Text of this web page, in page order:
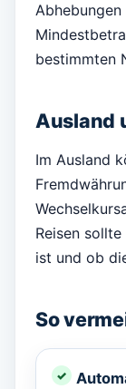
bestimmten
Ausland
Im Ausland
Reisen
ist und ob
So